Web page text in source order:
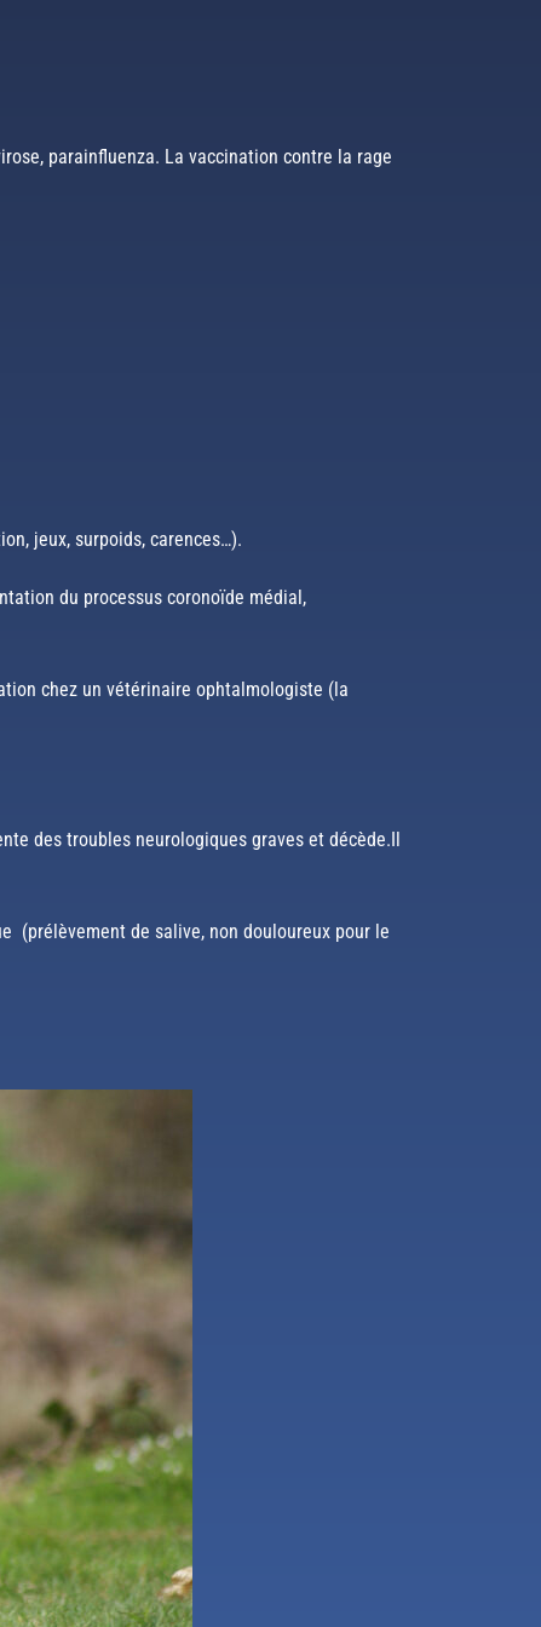
parainfluenza. La vaccination contre la rage
jeux, surpoids, carences…).
du processus coronoïde médial,
chez un vétérinaire ophtalmologiste (la
des troubles neurologiques graves et décède.Il
(prélèvement de salive, non douloureux pour le